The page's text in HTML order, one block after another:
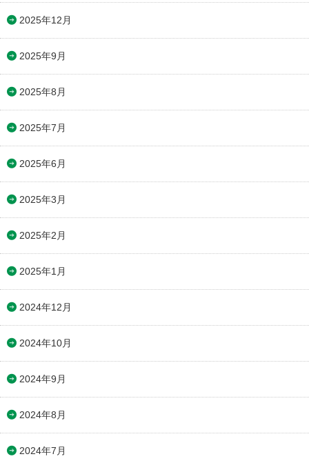
2025年12月
2025年9月
2025年8月
2025年7月
2025年6月
2025年3月
2025年2月
2025年1月
2024年12月
2024年10月
2024年9月
2024年8月
2024年7月